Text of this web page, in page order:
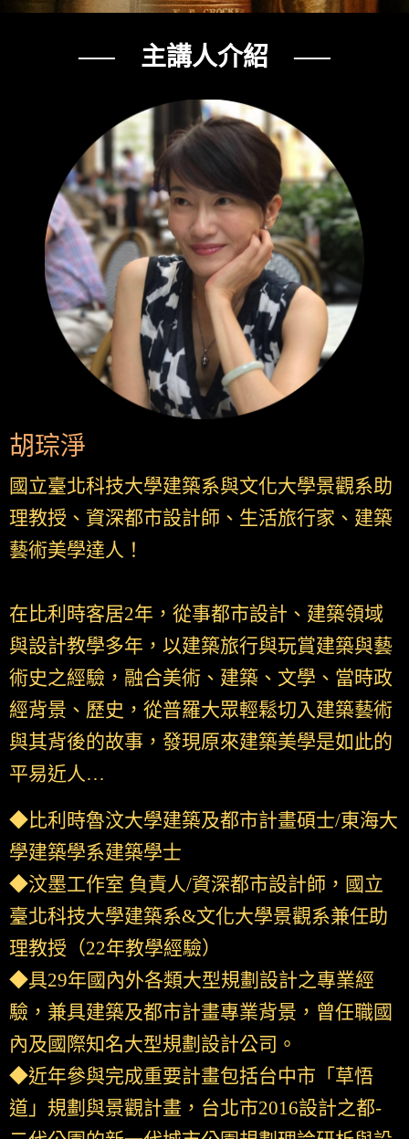
── 主講人介紹 ──
胡琮淨
國立臺北科技大學建築系與文化大學景觀系助
理教授、資深都市設計師、生活旅行家、建築
藝術美學達人！
在比利時客居2年，從事都市設計、建築領域
與設計教學多年，以建築旅行與玩賞建築與藝
術史之經驗，融合美術、建築、文學、當時政
經背景、歷史，從普羅大眾輕鬆切入建築藝術
與其背後的故事，發現原來建築美學是如此的
平易近人…
◆比利時魯汶大學建築及都市計畫碩士/東海大
學建築學系建築學士
◆汶墨工作室 負責人/資深都市設計師，國立
臺北科技大學建築系&文化大學景觀系兼任助
理教授（22年教學經驗）
◆具29年國內外各類大型規劃設計之專業經
驗，兼具建築及都市計畫專業背景，曾任職國
內及國際知名大型規劃設計公司。
◆近年參與完成重要計畫包括台中市「草悟
道」規劃與景觀計畫，台北市2016設計之都-